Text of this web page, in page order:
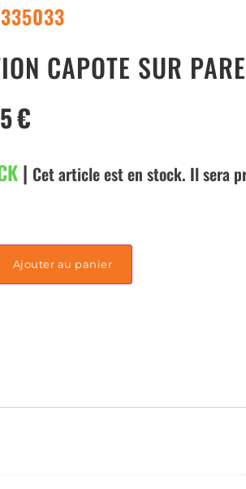
CAPOTE SUR
€
| Cet article est en stock. Il sera
Ajouter au panier